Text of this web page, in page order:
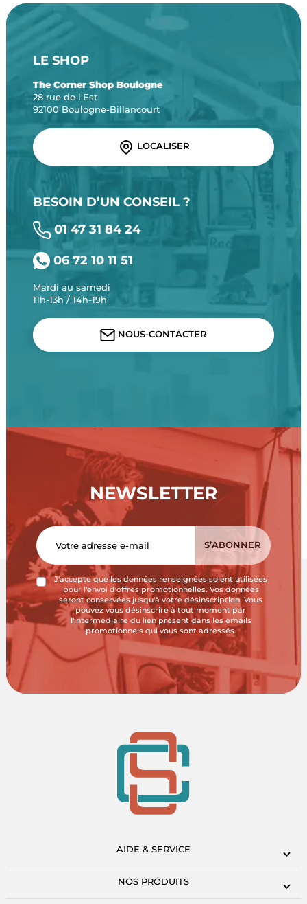
LE SHOP
The Corner Shop Boulogne
28 rue de l'Est
92100 Boulogne-Billancourt
LOCALISER
BESOIN D’UN CONSEIL ?
01 47 31 84 24
06 72 10 11 51
Mardi au samedi
11h-13h / 14h-19h
NOUS-CONTACTER
NEWSLETTER
J'accepte que les données renseignées soient utilisées
pour l'envoi d'offres promotionnelles. Vos données
seront conservées jusqu'à votre désinscription. Vous
pouvez vous désinscrire à tout moment par
l'intermédiaire du lien présent dans les emails
promotionnels qui vous sont adressés.
AIDE & SERVICE
NOS PRODUITS